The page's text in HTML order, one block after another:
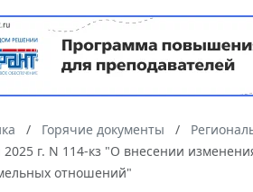
Горячие документы
2025 г. N 114-кз "О внесении
отношений"